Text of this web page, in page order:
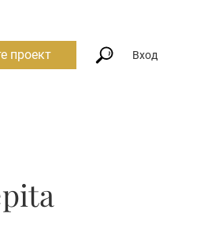
проект Вход